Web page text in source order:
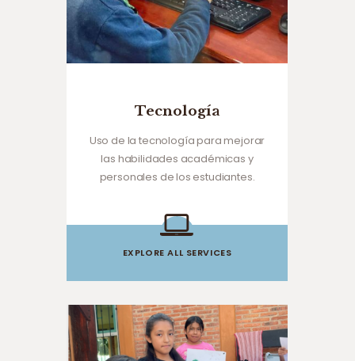
Tecnología
Uso de la tecnología para mejorar
las habilidades académicas y
personales de los estudiantes.
EXPLORE ALL SERVICES